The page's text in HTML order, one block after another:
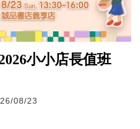
小小店長值班
08/23